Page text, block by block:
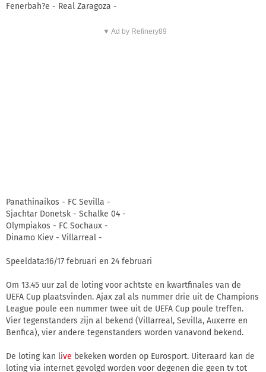
Fenerbah?e - Real Zaragoza -
▼ Ad by Refinery89
Panathinaikos - FC Sevilla -
Sjachtar Donetsk - Schalke 04 -
Olympiakos - FC Sochaux -
Dinamo Kiev - Villarreal -
Speeldata:16/17 februari en 24 februari
Om 13.45 uur zal de loting voor achtste en kwartfinales van de
UEFA Cup plaatsvinden. Ajax zal als nummer drie uit de Champions
League poule een nummer twee uit de UEFA Cup poule treffen.
Vier tegenstanders zijn al bekend (Villarreal, Sevilla, Auxerre en
Benfica), vier andere tegenstanders worden vanavond bekend.
De loting kan live bekeken worden op Eurosport. Uiteraard kan de
loting via internet gevolgd worden voor degenen die geen tv tot